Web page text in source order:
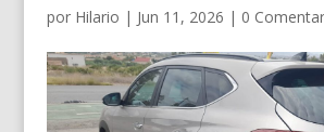
por Hilario | Jun 11, 2026 | 0